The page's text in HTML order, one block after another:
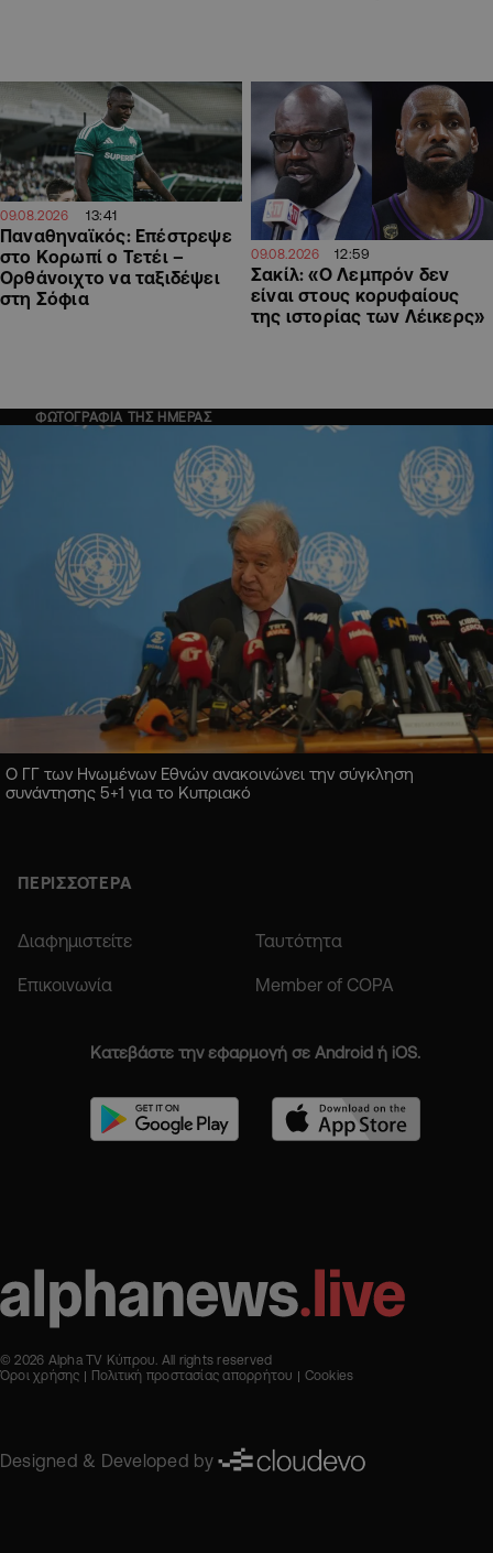
09.08.2026 13:41
Παναθηναϊκός: Επέστρεψε
στο Κορωπί ο Τετέι –
Ορθάνοιχτο να ταξιδέψει
στη Σόφια
09.08.2026 12:59
Σακίλ: «Ο Λεμπρόν δεν
είναι στους κορυφαίους
της ιστορίας των Λέικερς»
ΦΩΤΟΓΡΑΦΙΑ ΤΗΣ ΗΜΕΡΑΣ
Ο ΓΓ των Ηνωμένων Εθνών ανακοινώνει την σύγκληση
συνάντησης 5+1 για το Κυπριακό
ΠΕΡΙΣΣΟΤΕΡΑ
Διαφημιστείτε Ταυτότητα
Επικοινωνία Member of COPA
Κατεβάστε την εφαρμογή σε Android ή iOS.
© 2026 Alpha TV Κύπρου. All rights reserved
Όροι χρήσης
Πολιτική προστασίας απορρήτου Cookies
Designed & Developed by